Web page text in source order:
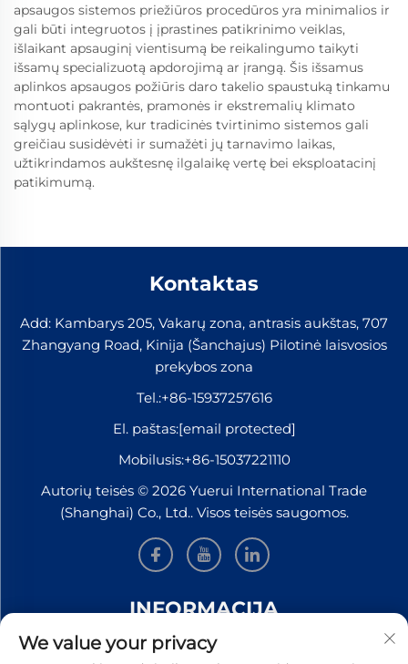
apsaugos sistemos priežiūros procedūros yra minimalios ir
gali būti integruotos į įprastines patikrinimo veiklas,
išlaikant apsauginį vientisumą be reikalingumo taikyti
išsamų specializuotą apdorojimą ar įrangą. Šis išsamus
aplinkos apsaugos požiūris daro takelio spaustuką tinkamu
montuoti pakrantės, pramonės ir ekstremalių klimato
sąlygų aplinkose, kur tradicinės tvirtinimo sistemos gali
greičiau susidėvėti ir sumažėti jų tarnavimo laikas,
užtikrindamos aukštesnę ilgalaikę vertę bei eksploatacinį
patikimumą.
Kontaktas
Add: Kambarys 205, Vakarų zona, antrasis aukštas, 707
Zhangyang Road, Kinija (Šanchajus) Pilotinė laisvosios
prekybos zona
Tel.:+86-15937257616
El. paštas:[email protected]
Mobilusis:+86-15037221110
Autorių teisės © 2026 Yuerui International Trade
(Shanghai) Co., Ltd.. Visos teisės saugomos.
INFORMACIJA
Užsiregistruokite, kad gautumėte mūsų savaitinį
We value your privacy